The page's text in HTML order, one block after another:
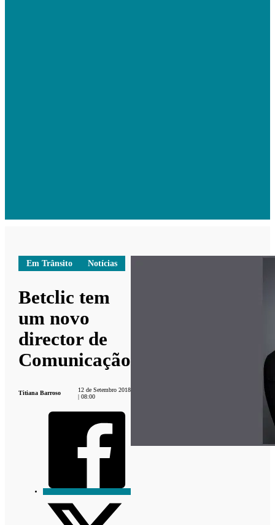
Em Trânsito Notícias
Betclic tem
um novo
director de
Comunicação
Titiana Barroso
12 de Setembro 2018
| 08:00